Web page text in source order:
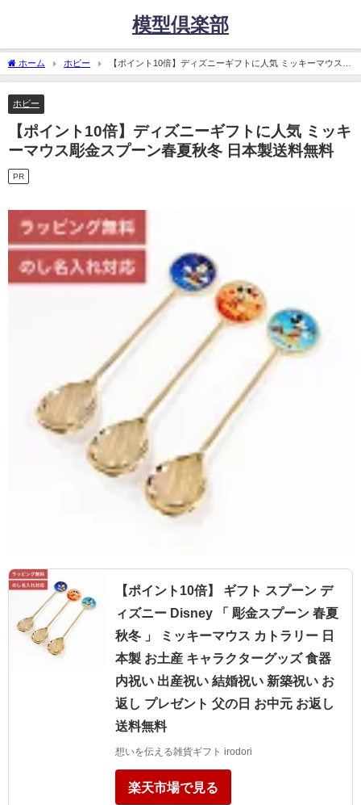
模型倶楽部
ホーム ホビー
【ポイント10倍】ディズニーギフトに人気 ミッキーマウス彫
金スプーン春夏秋冬 日本製送料無料
ホビー
【ポイント10倍】ディズニーギフトに人気 ミッキ
ーマウス彫金スプーン春夏秋冬 日本製送料無料
PR
【ポイント10倍】 ギフト スプーン デ
ィズニー Disney 「 彫金スプーン 春夏
秋冬 」 ミッキーマウス カトラリー 日
本製 お土産 キャラクターグッズ 食器
内祝い 出産祝い 結婚祝い 新築祝い お
返し プレゼント 父の日 お中元 お返し
送料無料
想いを伝える雑貨ギフト irodori
楽天市場で見る